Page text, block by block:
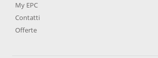
My EPC
Contatti
Offerte